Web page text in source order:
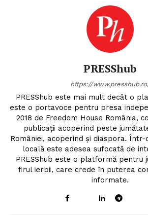
PRESShub
https://
PRESShub este mai mult decât o
este o portavoce pentru presa
2018 de Freedom House România,
publicații acoperind peste
României, acoperind și diaspora.
locală este adesea sufocată de
PRESShub este o platformă pentru
firul ierbii, care crede în puterea
informate.